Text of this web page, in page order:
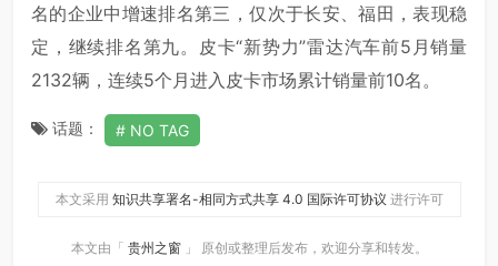
名的企业中增速排名第三，仅次于长安、福田，表现稳
定，继续排名第九。皮卡“新势力”雷达汽车前5月销量
2132辆，连续5个月进入皮卡市场累计销量前10名。
话题： NO TAG
本文采用 知识共享署名-相同方式共享 4.0 国际许可协议 进行许可
本文由「 贵州之窗 」 原创或整理后发布，欢迎分享和转发。